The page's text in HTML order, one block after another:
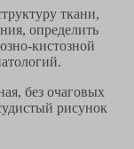
ткани,
определить
кистозной
без очаговых
рисунок